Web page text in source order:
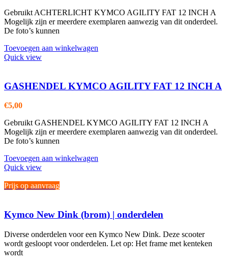
Gebruikt ACHTERLICHT KYMCO AGILITY FAT 12 INCH A
Mogelijk zijn er meerdere exemplaren aanwezig van dit onderdeel.
De foto’s kunnen
Toevoegen aan winkelwagen
Quick view
GASHENDEL KYMCO AGILITY FAT 12 INCH A
€5,00
Gebruikt GASHENDEL KYMCO AGILITY FAT 12 INCH A
Mogelijk zijn er meerdere exemplaren aanwezig van dit onderdeel.
De foto’s kunnen
Toevoegen aan winkelwagen
Quick view
Prijs op aanvraag
Kymco New Dink (brom) | onderdelen
Diverse onderdelen voor een Kymco New Dink. Deze scooter
wordt gesloopt voor onderdelen. Let op: Het frame met kenteken
wordt